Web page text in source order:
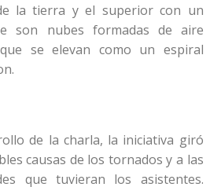
la tierra y el superior con un
son nubes formadas de aire
se elevan como un espiral
de la charla, la iniciativa giró
causas de los tornados y a las
que tuvieran los asistentes.